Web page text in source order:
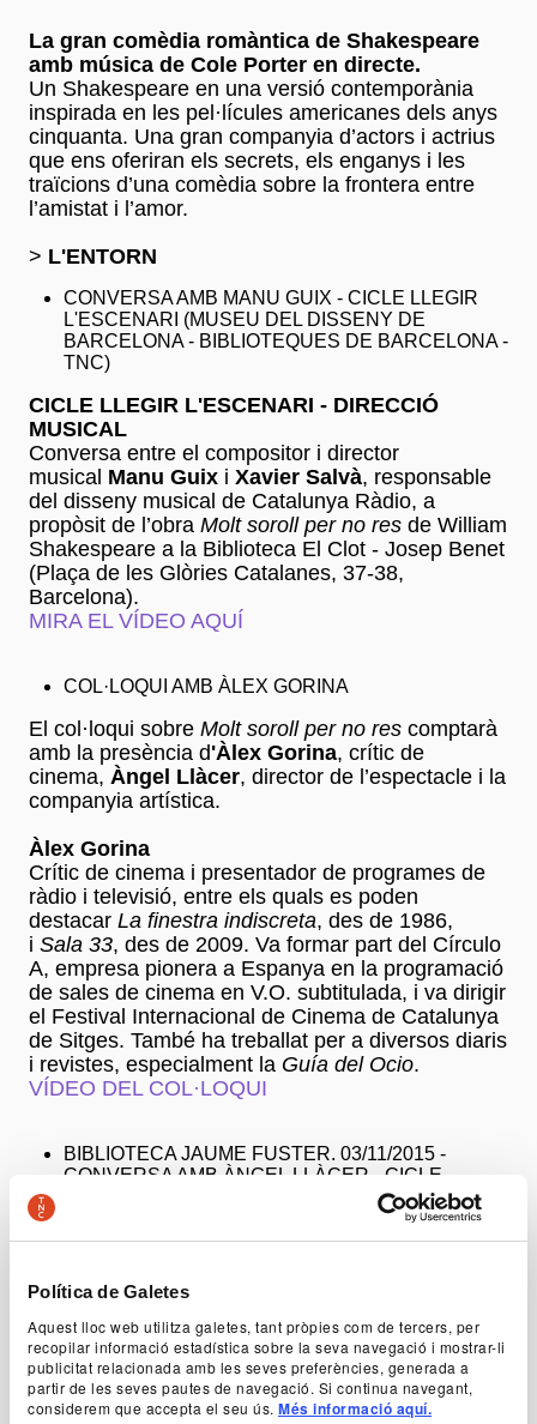
Política de Galetes
Aquest lloc web utilitza galetes, tant pròpies com de tercers, per
recopilar informació estadística sobre la seva navegació i mostrar-li
publicitat relacionada amb les seves preferències, generada a
partir de les seves pautes de navegació. Si continua navegant,
considerem que accepta el seu ús. Més informació aquí.
La gran comèdia romàntica de Shakespeare
amb música de Cole Porter en directe.
Un Shakespeare en una versió contemporània
inspirada en les pel·lícules americanes dels anys
cinquanta. Una gran companyia d’actors i actrius
que ens oferiran els secrets, els enganys i les
traïcions d’una comèdia sobre la frontera entre
l’amistat i l’amor.
> L'ENTORN
CONVERSA AMB MANU GUIX - CICLE LLEGIR
L'ESCENARI (MUSEU DEL DISSENY DE
BARCELONA - BIBLIOTEQUES DE BARCELONA -
TNC)
CICLE LLEGIR L'ESCENARI - DIRECCIÓ
MUSICAL
Conversa entre el compositor i director
musical Manu Guix i Xavier Salvà, responsable
del disseny musical de Catalunya Ràdio, a
propòsit de l’obra Molt soroll per no res de William
Shakespeare a la Biblioteca El Clot - Josep Benet
(Plaça de les Glòries Catalanes, 37-38,
Barcelona).
MIRA EL VÍDEO AQUÍ
COL·LOQUI AMB ÀLEX GORINA
El col·loqui sobre Molt soroll per no res comptarà
amb la presència d'Àlex Gorina, crític de
cinema, Àngel Llàcer, director de l’espectacle i la
companyia artística.
Àlex Gorina
Crític de cinema i presentador de programes de
ràdio i televisió, entre els quals es poden
destacar La finestra indiscreta, des de 1986,
i Sala 33, des de 2009. Va formar part del Círculo
A, empresa pionera a Espanya en la programació
de sales de cinema en V.O. subtitulada, i va dirigir
el Festival Internacional de Cinema de Catalunya
de Sitges. També ha treballat per a diversos diaris
i revistes, especialment la Guía del Ocio.
VÍDEO DEL COL·LOQUI
BIBLIOTECA JAUME FUSTER. 03/11/2015 -
CONVERSA AMB ÀNGEL LLÀCER - CICLE
LECTURES ESCÈNIQUES (BIBLIOTEQUES DE
Llàcer, per aprofundir en la seva lectura sobre el
Jaume Fuster (Plaça de Lesseps 20-22,
Barcelona).